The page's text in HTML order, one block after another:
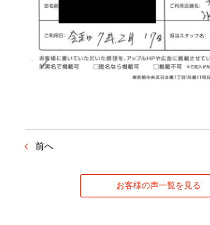
前へ
お客様の声一覧を見る